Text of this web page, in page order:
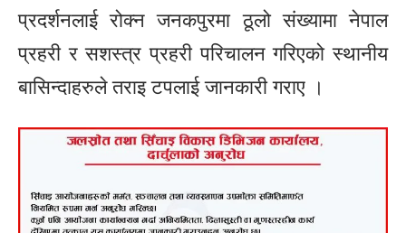
प्रदर्शनलाई रोक्न जनकपुरमा ठूलो संख्यामा नेपाल
प्रहरी र सशस्त्र प्रहरी परिचालन गरिएको स्थानीय
बासिन्दाहरुले तराइ टपलाई जानकारी गराए ।